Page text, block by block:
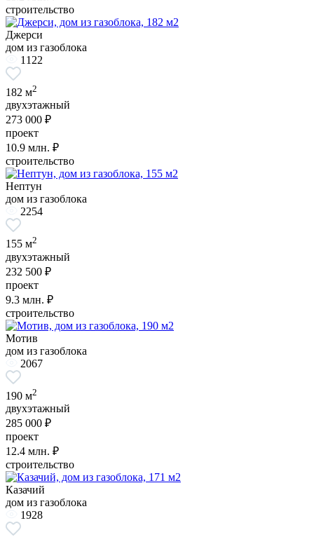
строительство
Джерси
дом из газоблока
1122
182 м2
двухэтажный
273 000 ₽
проект
10.9 млн. ₽
строительство
Нептун
дом из газоблока
2254
155 м2
двухэтажный
232 500 ₽
проект
9.3 млн. ₽
строительство
Мотив
дом из газоблока
2067
190 м2
двухэтажный
285 000 ₽
проект
12.4 млн. ₽
строительство
Казачий
дом из газоблока
1928